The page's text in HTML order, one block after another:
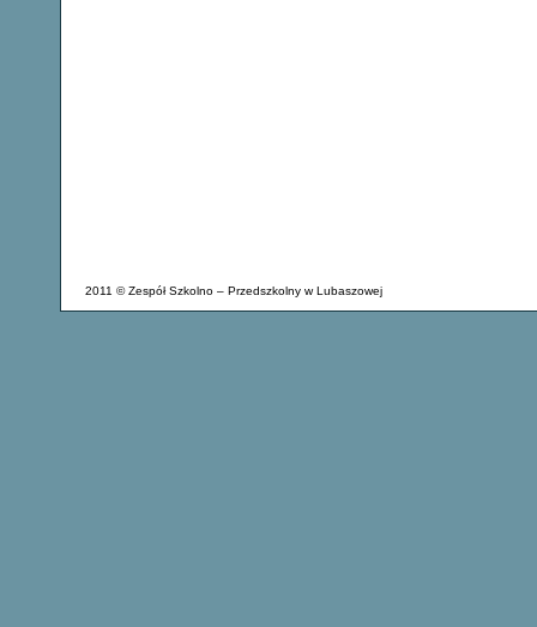
2011 © Zespół Szkolno – Przedszkolny w Lubaszowej